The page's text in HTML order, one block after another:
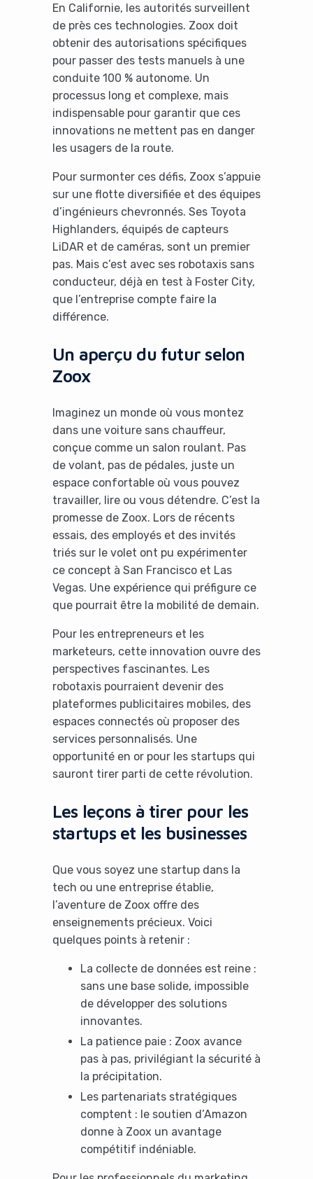
En Californie, les autorités surveillent
de près ces technologies. Zoox doit
obtenir des autorisations spécifiques
pour passer des tests manuels à une
conduite 100 % autonome. Un
processus long et complexe, mais
indispensable pour garantir que ces
innovations ne mettent pas en danger
les usagers de la route.
Pour surmonter ces défis, Zoox s’appuie
sur une flotte diversifiée et des équipes
d’ingénieurs chevronnés. Ses Toyota
Highlanders, équipés de capteurs
LiDAR et de caméras, sont un premier
pas. Mais c’est avec ses robotaxis sans
conducteur, déjà en test à Foster City,
que l’entreprise compte faire la
différence.
Un aperçu du futur selon
Zoox
Imaginez un monde où vous montez
dans une voiture sans chauffeur,
conçue comme un salon roulant. Pas
de volant, pas de pédales, juste un
espace confortable où vous pouvez
travailler, lire ou vous détendre. C’est la
promesse de Zoox. Lors de récents
essais, des employés et des invités
triés sur le volet ont pu expérimenter
ce concept à San Francisco et Las
Vegas. Une expérience qui préfigure ce
que pourrait être la mobilité de demain.
Pour les entrepreneurs et les
marketeurs, cette innovation ouvre des
perspectives fascinantes. Les
robotaxis pourraient devenir des
plateformes publicitaires mobiles, des
espaces connectés où proposer des
services personnalisés. Une
opportunité en or pour les startups qui
sauront tirer parti de cette révolution.
Les leçons à tirer pour les
startups et les businesses
Que vous soyez une startup dans la
tech ou une entreprise établie,
l’aventure de Zoox offre des
enseignements précieux. Voici
quelques points à retenir :
La collecte de données est reine :
sans une base solide, impossible
de développer des solutions
innovantes.
La patience paie : Zoox avance
pas à pas, privilégiant la sécurité à
la précipitation.
Les partenariats stratégiques
comptent : le soutien d’Amazon
donne à Zoox un avantage
compétitif indéniable.
It looks like you're
using an ad-blocker!